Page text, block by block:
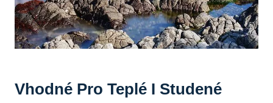
Vhodné Pro ‍teplé ‍i​ Studené